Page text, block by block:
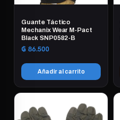
Guante Táctico
Mechanix Wear M-Pact
Black SNP0582-B
₲ 86.500
Añadir al carrito